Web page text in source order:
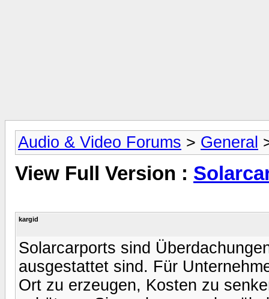
Audio & Video Forums > General
View Full Version :
kargid
Solarcarports sind
ausgestattet sind. Für
Ort zu erzeugen, Kosten zu